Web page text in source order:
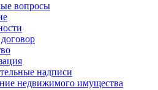
вопросы
надписи
недвижимого имущества